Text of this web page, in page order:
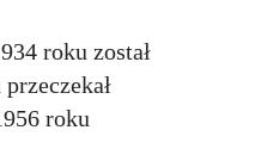
roku został
roku